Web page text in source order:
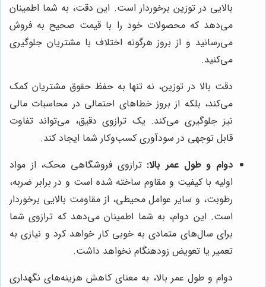
بالایی در توزین برخوردار است. این دقت، به شما اطمینان
می‌دهد که محصولات خود را با قیمت صحیح به فروش
می‌رسانید و از بروز هرگونه اختلاف با مشتریان جلوگیری
می‌کنید.
دقت بالا در توزین، نه تنها به حفظ حقوق مشتریان کمک
می‌کند، بلکه از بروز خطاهای احتمالی در محاسبات مالی
نیز جلوگیری می‌کند. یک ترازوی دقیق، می‌تواند تفاوت
قابل توجهی در سودآوری کسب‌وکار شما ایجاد کند.
دوام و طول عمر بالا: ترازوی فروشگاهی محک، از مواد
اولیه با کیفیت و مقاوم ساخته شده است و در برابر ضربه،
رطوبت، و سایر عوامل محیطی، از مقاومت بالایی برخوردار
است. این دوام، به شما اطمینان می‌دهد که ترازوی شما
برای سال‌های متمادی به خوبی کار خواهد کرد و نیازی به
تعمیر یا تعویض زودهنگام نخواهد داشت.
دوام و طول عمر بالا، به معنای کاهش هزینه‌های نگهداری